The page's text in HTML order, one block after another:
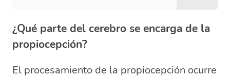
¿Qué parte del cerebro se encarga de la
propiocepción?
El procesamiento de la propiocepción ocurre